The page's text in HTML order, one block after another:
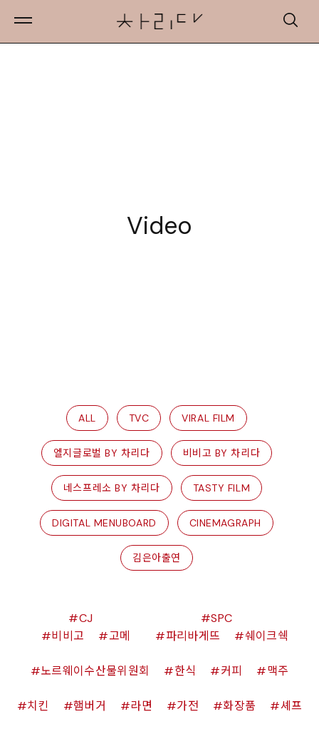
ALL TVC VIRAL FILM
엘지글로벌 BY 차리다 비비고 BY 차리다
네스프레소 BY 차리다 TASTY FILM
DIGITAL MENUBOARD CINEMAGRAPH
김은아출연
CJ
비비고
고메
SPC
파리바게뜨
쉐이크쉑
노르웨이수산물위원회 한식 커피 맥주
치킨 햄버거 라면 가전 화장품 셰프